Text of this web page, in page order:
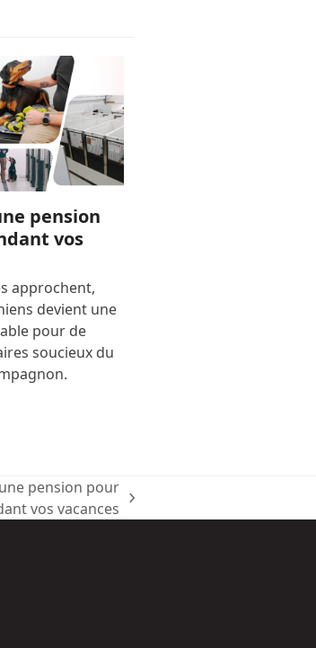
pension
vos
approchent,
devient une
pour de
soucieux du
pension pour
vos vacances